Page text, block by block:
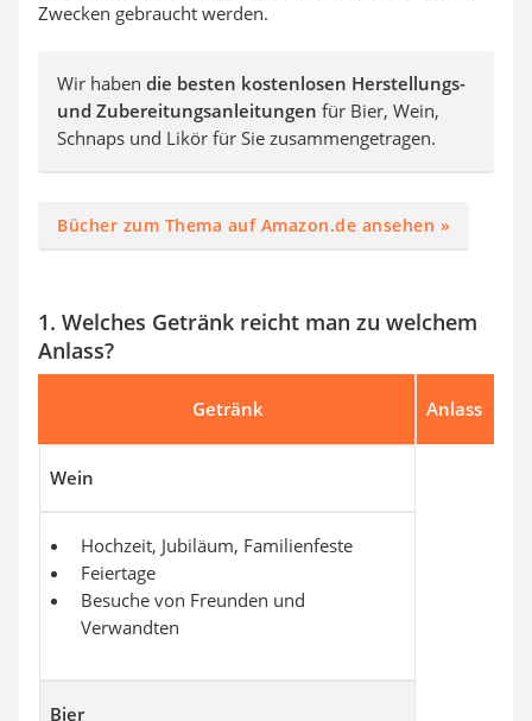
Zwecken gebraucht werden.
Wir haben die besten kostenlosen Herstellungs-
und Zubereitungsanleitungen für Bier, Wein,
Schnaps und Likör für Sie zusammengetragen.
Bücher zum Thema auf Amazon.de ansehen »
1. Welches Getränk reicht man zu welchem
Anlass?
Getränk Anlass
Wein
Hochzeit, Jubiläum, Familienfeste
Feiertage
Besuche von Freunden und
Verwandten
Bier